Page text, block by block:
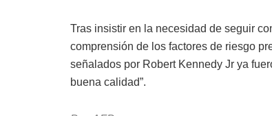
Tras insistir en la necesidad de seguir
comprensión de los factores de riesgo
señalados por Robert Kennedy Jr ya
buena calidad”.